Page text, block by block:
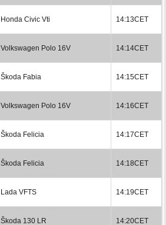
Honda Civic Vti 14:13CET
Volkswagen Polo 16V 14:14CET
Škoda Fabia 14:15CET
Volkswagen Polo 16V 14:16CET
Škoda Felicia 14:17CET
Škoda Felicia 14:18CET
Lada VFTS 14:19CET
Škoda 130 LR 14:20CET